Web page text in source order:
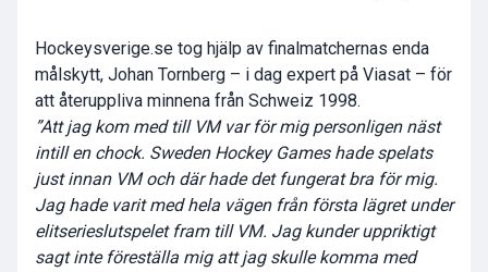
Hockeysverige.se tog hjälp av finalmatchernas enda
målskytt, Johan Tornberg – i dag expert på Viasat – för
att återuppliva minnena från Schweiz 1998.
”Att jag kom med till VM var för mig personligen näst
intill en chock. Sweden Hockey Games hade spelats
just innan VM och där hade det fungerat bra för mig.
Jag hade varit med hela vägen från första lägret under
elitserieslutspelet fram till VM. Jag kunder uppriktigt
sagt inte föreställa mig att jag skulle komma med